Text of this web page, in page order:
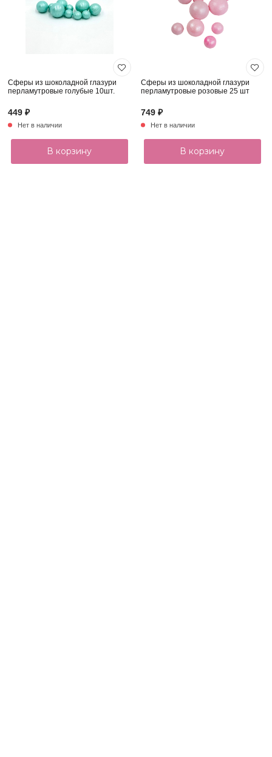
Сферы из шоколадной глазури
перламутровые голубые 10шт.
449 ₽
Нет в наличии
В корзину
Сферы из шоколадной глазури
перламутровые розовые 25 шт
749 ₽
Нет в наличии
В корзину